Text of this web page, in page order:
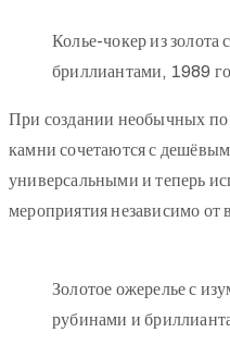
Колье-чокер из золота
бриллиантами, 1989
При создании необычных
камни сочетаются с
универсальными и теперь
мероприятия независимо от
Золотое ожерелье с
рубинами и